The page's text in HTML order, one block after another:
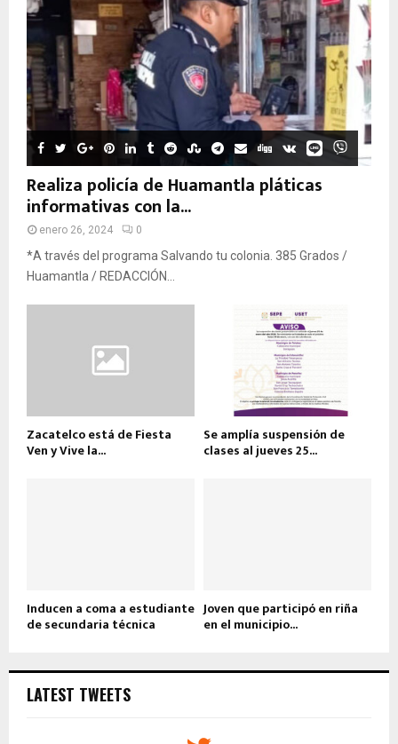
Realiza policía de Huamantla pláticas
informativas con la...
enero 26, 2024 0
*A través del programa Salvando tu colonia. 385 Grados /
Huamantla / REDACCIÓN...
Zacatelco está de Fiesta
Ven y Vive la...
Se amplía suspensión de
clases al jueves 25...
Inducen a coma a estudiante
de secundaria técnica
Joven que participó en riña
en el municipio...
LATEST TWEETS